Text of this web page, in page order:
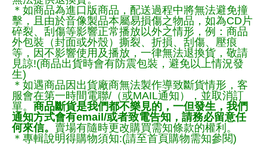
＊如商品為進口版商品，配送過程中將無法避免撞
擊，且由於音像製品本屬易損傷之物品，如為CD片
碎裂、刮傷等影響正常播放以外之情形，例：商品
外包裝（封面或外殼）撕裂、折損、刮傷、壓痕
等，因不影響使用及播放，一律無法退換貨，敬請
見諒!(商品出貨時會有防震包裝，避免以上情況發
生)
＊如遇商品因出貨廠商無法製作導致斷貨情形，客
服會在第一時間電聯/（或MAIL通知），並取消訂
單。 商品斷貨是我們都不樂見的，一但發生，我們
通知方式會有email/或者致電告知，請務必留意任
何來信。 賣場有隨時更改購買需知條款的權利。
＊專輯說明得購物須知:(請至首頁購物需知參閱)